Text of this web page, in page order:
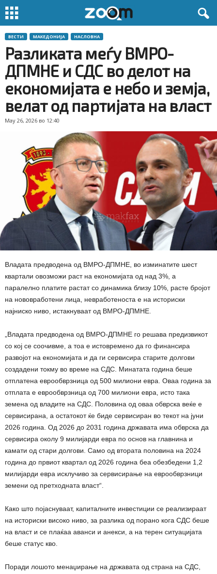
ВЕСТИ МАКЕДОНИЈА НАСЛОВНА
Разликата меѓу ВМРО-
ДПМНЕ и СДС во делот на
економијата е небо и земја,
велат од партијата на власт
May 26, 2026 во 12:40
Владата предводена од ВМРО-ДПМНЕ, во изминатите шест
квартали овозможи раст на економијата од над 3%, а
паралелно платите растат со динамика близу 10%, расте бројот
на нововработени лица, невработеноста е на историски
најниско ниво, истакнуваат од ВМРО-ДПМНЕ.
„Владата предводена од ВМРО-ДПМНЕ го решава предизвикот
со кој се соочивме, а тоа е истовремено да го финансира
развојот на економијата и да ги сервисира старите долгови
создадени токму во време на СДС. Минатата година беше
отплатена еврообврзница од 500 милиони евра. Оваа година за
отплата е еврообврзница од 700 милиони евра, исто така
земена од владите на СДС. Половина од оваа обврска веќе е
сервисирана, а остатокот ќе биде сервисиран во текот на јуни
2026 година. Од 2026 до 2031 година државата има обврска да
сервисира околу 9 милијарди евра по основ на главнина и
камати од стари долгови. Само од втората половина на 2024
година до првиот квартал од 2026 година беа обезбедени 1,2
милијарди евра исклучиво за сервисирање на еврообврзници
земени од претходната власт“.
Како што појаснуваат, капиталните инвестиции се реализираат
на историски високо ниво, за разлика од порано кога СДС беше
на власт и се плаќаа аванси и анекси, а на терен ситуацијата
беше статус кво.
Поради лошото менаџирање на државата од страна на СДС,